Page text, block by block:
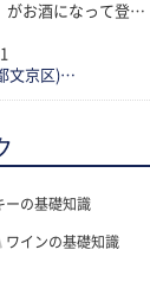
がお酒になって登…
文京区)…
ーの基礎知識
ワインの基礎知識